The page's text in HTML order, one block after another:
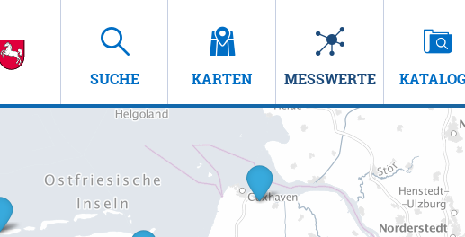
SUCHE KARTEN MESSWERTE